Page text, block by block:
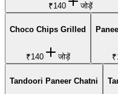
₹140 जोड़ें
Choco Chips Grilled
₹140 जोड़ें
Tandoori Paneer Chatni